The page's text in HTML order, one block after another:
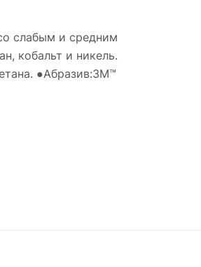
слабым и средним
кобальт и никель.
●Абразив:3M™